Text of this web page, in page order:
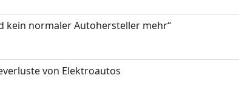
kein normaler Autohersteller mehr“
von Elektroautos